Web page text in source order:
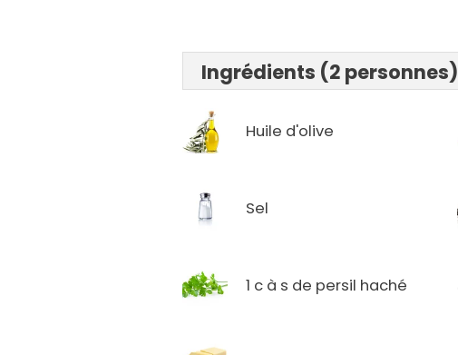
Ingrédients (2 personnes)
Huile d'olive
Sel
1 c à s de persil haché